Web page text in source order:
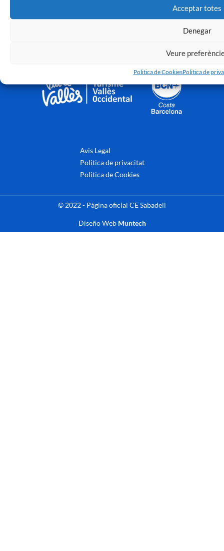
Acceptar totes
Denegar
Veure
Politica de CookiesPolitica de
Avis Legal
Politica de privacitat
Politica de Cookies
© 2022 - Página oficial CE Sabadell
Diseño Web Muntech